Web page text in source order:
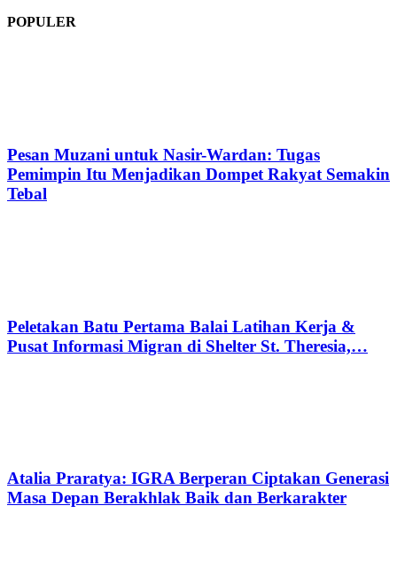
POPULER
Pesan Muzani untuk Nasir-Wardan: Tugas
Pemimpin Itu Menjadikan Dompet Rakyat Semakin
Tebal
Peletakan Batu Pertama Balai Latihan Kerja &
Pusat Informasi Migran di Shelter St. Theresia,…
Atalia Praratya: IGRA Berperan Ciptakan Generasi
Masa Depan Berakhlak Baik dan Berkarakter